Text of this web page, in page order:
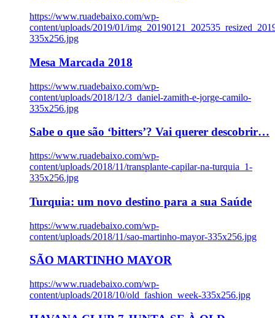
https://www.ruadebaixo.com/wp-
content/uploads/2019/01/
335x256.jpg
Mesa Marcada 2018
https://www.ruadebaixo.com/wp-
content/uploads/2018/12/3_daniel-zamith-e-jorge-camilo-
335x256.jpg
Sabe o que são ‘bitters’? Vai querer descobrir…
https://www.ruadebaixo.com/wp-
content/uploads/2018/11/transplante-capilar-na-turquia_1-
335x256.jpg
Turquia: um novo destino para a sua Saúde
https://www.ruadebaixo.com/wp-
content/uploads/2018/11/sao-martinho-mayor-335x256.jpg
SÃO MARTINHO MAYOR
https://www.ruadebaixo.com/wp-
content/uploads/2018/10/old_fashion_week-335x256.jpg